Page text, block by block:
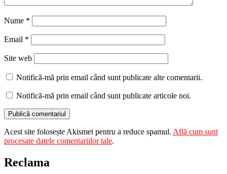
Nume *
Email *
Site web
Notifică-mă prin email când sunt publicate alte comentarii.
Notifică-mă prin email când sunt publicate articole noi.
Acest site folosește Akismet pentru a reduce spamul. Află cum sunt
procesate datele comentariilor tale.
Reclama